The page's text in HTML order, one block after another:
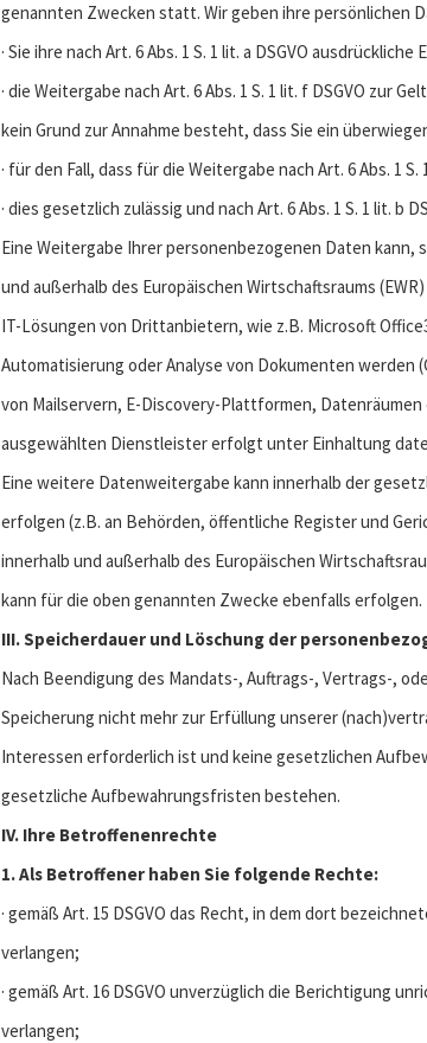
genannten Zwecken statt. Wir geben ihre persönlichen
· Sie ihre nach Art. 6 Abs. 1 S. 1 lit. a DSGVO
· die Weitergabe nach Art. 6 Abs. 1 S. 1 lit. f DSGVO zur
kein Grund zur Annahme besteht, dass Sie ein
· für den Fall, dass für die Weitergabe nach Art. 6 Abs. 1
· dies gesetzlich zulässig und nach Art. 6 Abs. 1 S. 1 lit.
Eine Weitergabe Ihrer personenbezogenen Daten
und außerhalb des Europäischen Wirtschaftsraums
IT-Lösungen von Drittanbietern, wie z.B. Microsoft
Automatisierung oder Analyse von Dokumenten
von Mailservern, E-Discovery-Plattformen,
ausgewählten Dienstleister erfolgt unter Einhaltung
Eine weitere Datenweitergabe kann innerhalb der
erfolgen (z.B. an Behörden, öffentliche Register und
innerhalb und außerhalb des Europäischen
kann für die oben genannten Zwecke ebenfalls erfolgen.
III. Speicherdauer und Löschung der
Nach Beendigung des Mandats-, Auftrags-, Vertrags-,
Speicherung nicht mehr zur Erfüllung unserer
Interessen erforderlich ist und keine gesetzlichen
gesetzliche Aufbewahrungsfristen bestehen.
IV. Ihre Betroffenenrechte
1. Als Betroffener haben Sie folgende Rechte:
· gemäß Art. 15 DSGVO das Recht, in dem dort
verlangen;
· gemäß Art. 16 DSGVO unverzüglich die Berichtigung
verlangen;